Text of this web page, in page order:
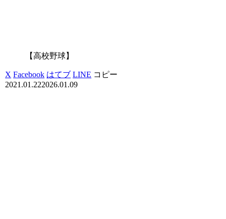
【高校野球】
X Facebook はてブ LINE コピー
2021.01.222026.01.09